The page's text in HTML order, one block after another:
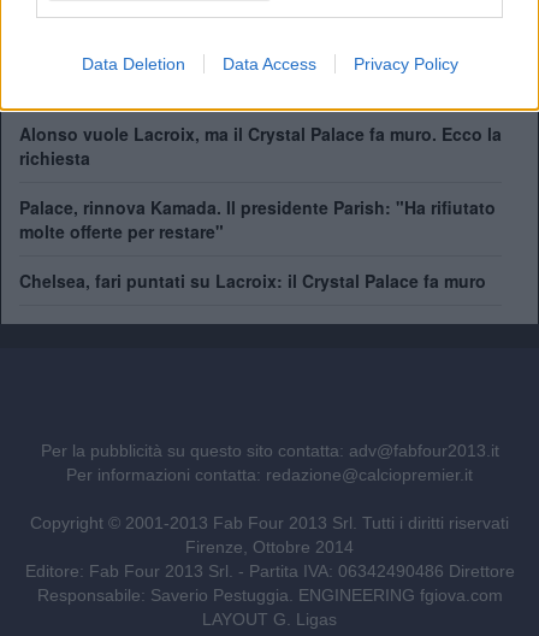
Data Deletion Data Access Privacy Policy
Crystal Palace, Tomiyasu a un passo dal ritorno in
Alonso vuole Lacroix, ma il Crystal Palace fa muro. Ecco la
richiesta
Palace, rinnova Kamada. Il presidente Parish: "Ha rifiutato
molte offerte per restare"
Chelsea, fari puntati su Lacroix: il Crystal Palace fa muro
Per la pubblicità su questo sito contatta: adv@fabfour2013.it
Per informazioni contatta: redazione@calciopremier.it
Copyright © 2001-2013 Fab Four 2013 Srl. Tutti i diritti riservati
Firenze, Ottobre 2014
Editore: Fab Four 2013 Srl. - Partita IVA: 06342490486 Direttore
Responsabile: Saverio Pestuggia. ENGINEERING fgiova.com
LAYOUT G. Ligas